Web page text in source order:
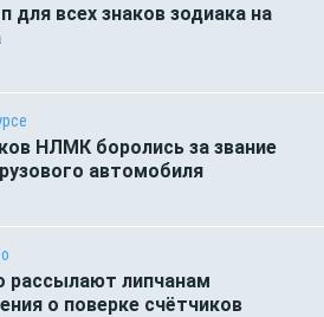
для всех знаков зодиака на
НЛМК боролись за звание
автомобиля
рассылают липчанам
о поверке счётчиков